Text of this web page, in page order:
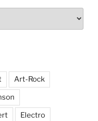
Art-Rock
Electro